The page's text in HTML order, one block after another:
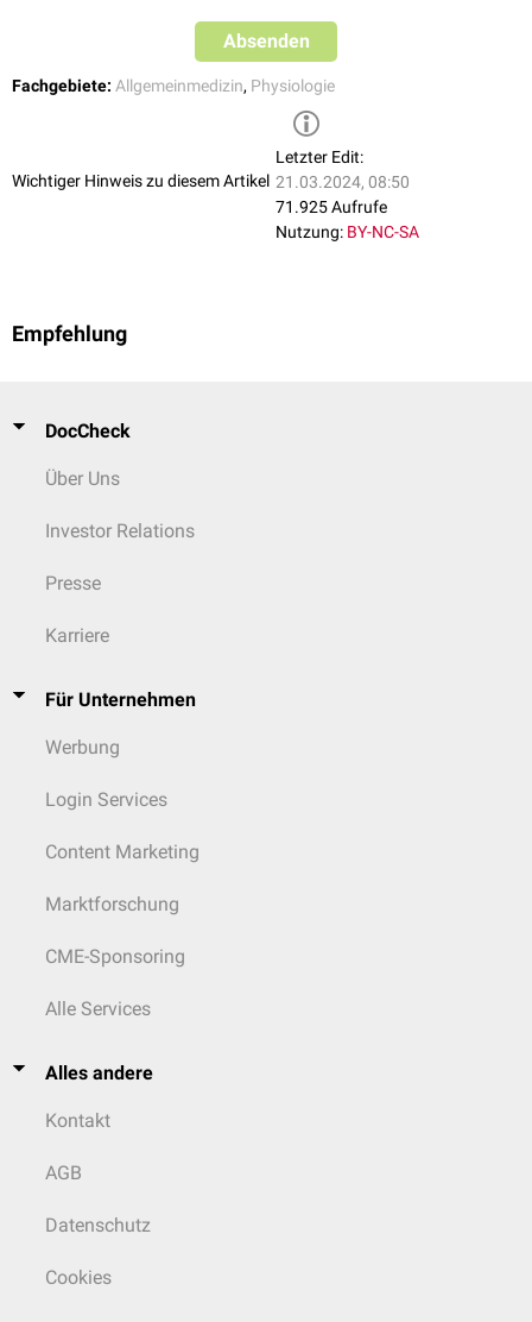
Absenden
Fachgebiete: Allgemeinmedizin, Physiologie
Wichtiger Hinweis zu diesem Artikel
Letzter Edit:
21.03.2024, 08:50
71.925 Aufrufe
Nutzung: BY-NC-SA
Empfehlung
DocCheck
Über Uns
Investor Relations
Presse
Karriere
Für Unternehmen
Werbung
Login Services
Content Marketing
Marktforschung
CME-Sponsoring
Alle Services
Alles andere
Kontakt
AGB
Datenschutz
Cookies